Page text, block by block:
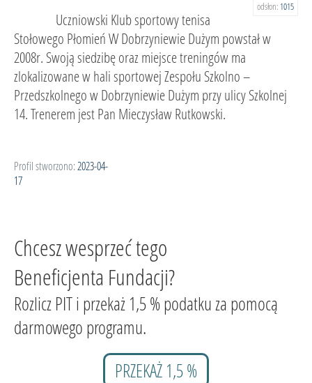
odsłon: 1015
Uczniowski Klub sportowy tenisa
Stołowego Płomień W Dobrzyniewie Dużym powstał w
2008r. Swoją siedzibę oraz miejsce treningów ma
zlokalizowane w hali sportowej Zespołu Szkolno –
Przedszkolnego w Dobrzyniewie Dużym przy ulicy Szkolnej
14. Trenerem jest Pan Mieczysław Rutkowski.
Profil stworzono: 2023-04-
17
Chcesz wesprzeć tego
Beneficjenta Fundacji?
Rozlicz PIT i przekaż 1,5 % podatku za pomocą
darmowego programu.
PRZEKAŻ 1,5 %